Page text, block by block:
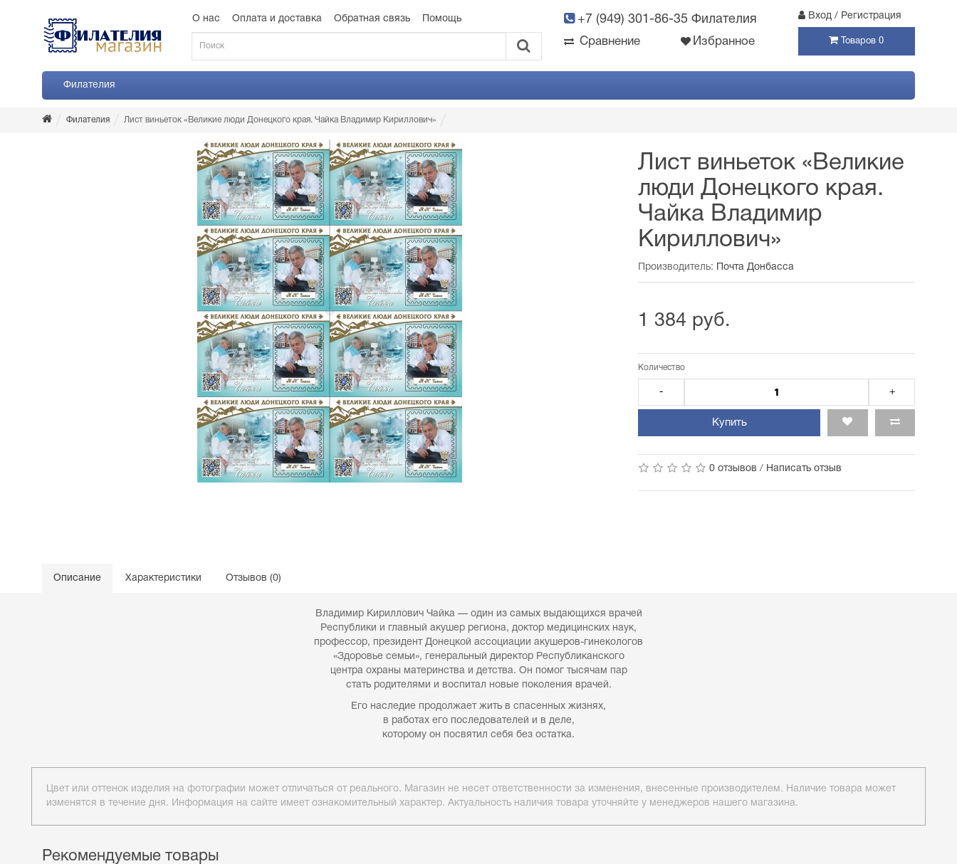
О нас Оплата и доставка Обратная связь Помощь +7 (949) 301-86-35 Филателия Вход / Регистрация
Сравнение Избранное Товаров 0
Филателия
Филателия Лист виньеток «Великие люди Донецкого края. Чайка Владимир Кириллович»
Лист виньеток «Великие
люди Донецкого края.
Чайка Владимир
Кириллович»
Производитель: Почта Донбасса
1 384 руб.
Количество
- +
Купить
0 отзывов / Написать отзыв
Описание Характеристики Отзывов (0)
Владимир Кириллович Чайка — один из самых выдающихся врачей
Республики и главный акушер региона, доктор медицинских наук,
профессор, президент Донецкой ассоциации акушеров-гинекологов
«Здоровье семьи», генеральный директор Республиканского
центра охраны материнства и детства. Он помог тысячам пар
стать родителями и воспитал новые поколения врачей.
Его наследие продолжает жить в спасенных жизнях,
в работах его последователей и в деле,
которому он посвятил себя без остатка.
Цвет или оттенок изделия на фотографии может отличаться от реального. Магазин не несет ответственности за изменения, внесенные производителем. Наличие товара может
изменятся в течение дня. Информация на сайте имеет ознакомительный характер. Актуальность наличия товара уточняйте у менеджеров нашего магазина.
Рекомендуемые товары